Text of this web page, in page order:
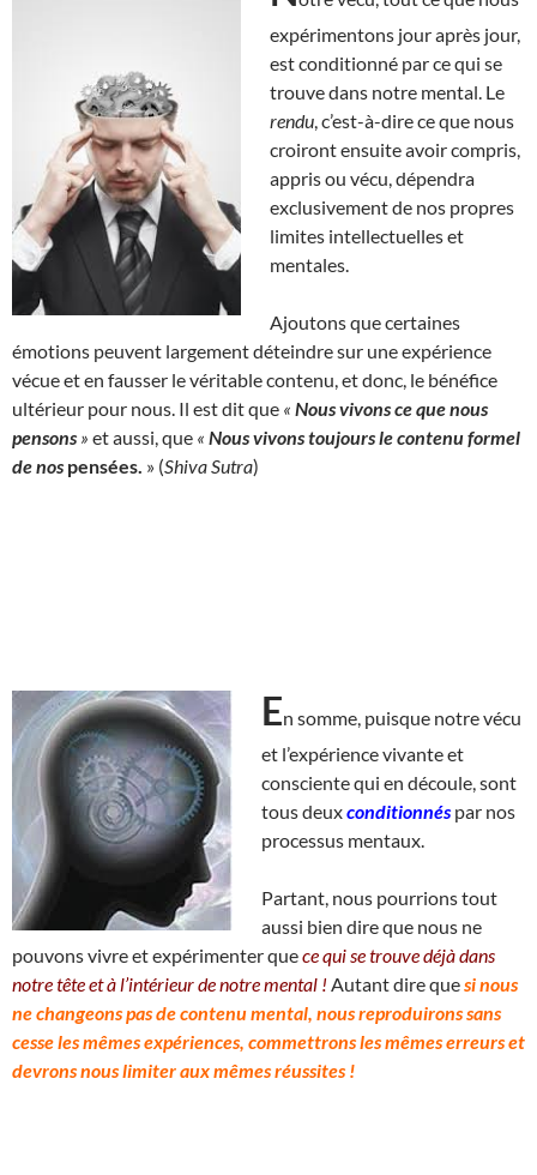
expérimentons jour après jour,
est conditionné par ce qui se
trouve dans notre mental. Le
rendu , c’est-à-dire ce que nous
croiront ensuite avoir compris,
appris ou vécu, dépendra
exclusivement de nos propres
limites intellectuelles et
mentales.
Ajoutons que certaines
émotions peuvent largement déteindre sur une expérience
vécue et en fausser le véritable contenu, et donc, le bénéfice
ultérieur pour nous. Il est dit que « Nous vivons ce que nous
pensons » et aussi, que « Nous vivons toujours le contenu formel
de nos pensées » (Shiva Sutra)
En somme, puisque notre vécu
et l’expérience vivante et
consciente qui en découle, sont
tous deuxconditionnéspar nos
processus mentaux.
Partant, nous pourrions tout
aussi bien dire que nous ne
pouvons vivre et expérimenter quece qui se trouve déjà dans
notre tête et à l’intérieur de notre mental ! Autant dire quesi nous
ne changeons pas de contenu mental, nous reproduirons sans
cesse les mêmes expériences, commettrons les mêmes erreurs et
devrons nous limiter aux mêmes réussites !